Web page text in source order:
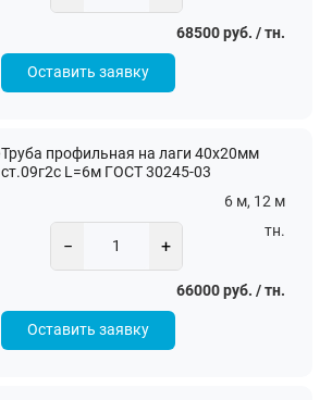
68500 руб. / тн.
Оставить заявку
Труба профильная на лаги 40х20мм
ст.09г2с L=6м ГОСТ 30245-03
6 м, 12 м
− +
тн.
66000 руб. / тн.
Оставить заявку